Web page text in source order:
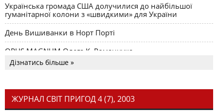
Українська громада США долучилися до найбільшої
гуманітарної колони з «швидкими» для України
День Вишиванки в Норт Порті
OPUS MAGNUM Олега К. Романчука
Дізнатись більше »
ЖУРНАЛ СВІТ ПРИГОД 4 (7), 2003